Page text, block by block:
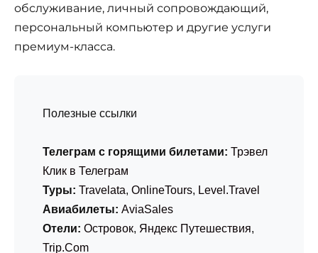
обслуживание, личный сопровождающий,
персональный компьютер и другие услуги
премиум-класса.
Полезные ссылки
Телеграм с горящими билетами: Трэвел
Клик в Телеграм
Туры: Travelata, OnlineTours, Level.Travel
Авиабилеты: AviaSales
Отели: Островок, Яндекс Путешествия,
Trip.Com